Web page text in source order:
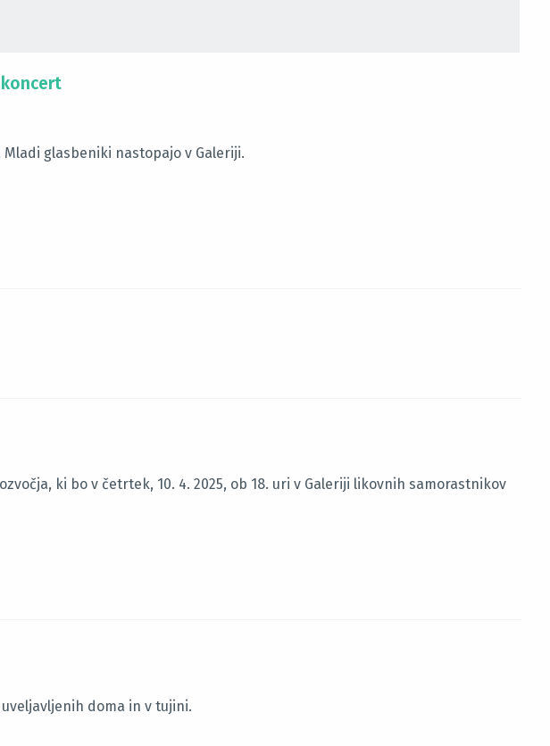
glasbeniki nastopajo v Galeriji.
ki bo v četrtek, 10. 4. 2025, ob 18. uri v Galeriji likovnih samorastnikov
doma in v tujini.